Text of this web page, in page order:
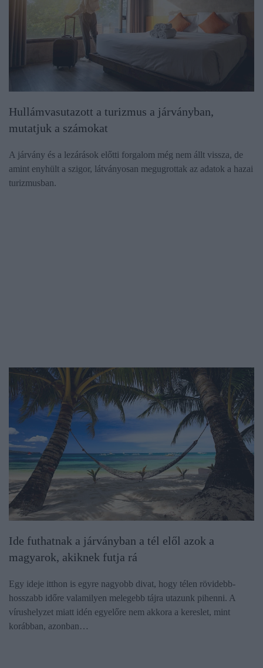
Hullámvasutazott a turizmus a járványban,
mutatjuk a számokat
A járvány és a lezárások előtti forgalom még nem állt vissza, de
amint enyhült a szigor, látványosan megugrottak az adatok a hazai
turizmusban.
Ide futhatnak a járványban a tél elől azok a
magyarok, akiknek futja rá
Egy ideje itthon is egyre nagyobb divat, hogy télen rövidebb-
hosszabb időre valamilyen melegebb tájra utazunk pihenni. A
vírushelyzet miatt idén egyelőre nem akkora a kereslet, mint
korábban, azonban…